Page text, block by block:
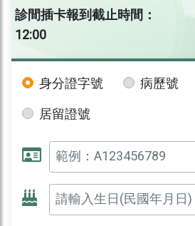
診間插卡報到截止時間：
12:00
身分證字號 病歷號
居留證號